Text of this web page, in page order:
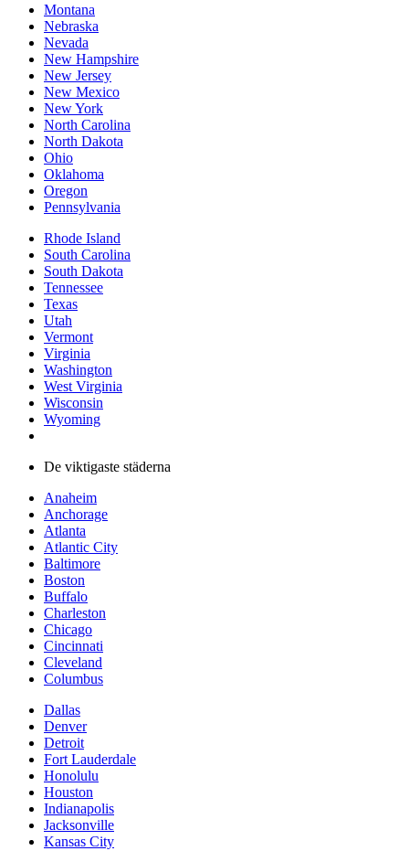
Montana
Nebraska
Nevada
New Hampshire
New Jersey
New Mexico
New York
North Carolina
North Dakota
Ohio
Oklahoma
Oregon
Pennsylvania
Rhode Island
South Carolina
South Dakota
Tennessee
Texas
Utah
Vermont
Virginia
Washington
West Virginia
Wisconsin
Wyoming
De viktigaste städerna
Anaheim
Anchorage
Atlanta
Atlantic City
Baltimore
Boston
Buffalo
Charleston
Chicago
Cincinnati
Cleveland
Columbus
Dallas
Denver
Detroit
Fort Lauderdale
Honolulu
Houston
Indianapolis
Jacksonville
Kansas City